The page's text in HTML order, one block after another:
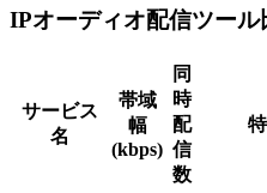
IPオーディオ配信ツール
サービス
名
帯域
幅
(kbps)
同
時
配
信
数